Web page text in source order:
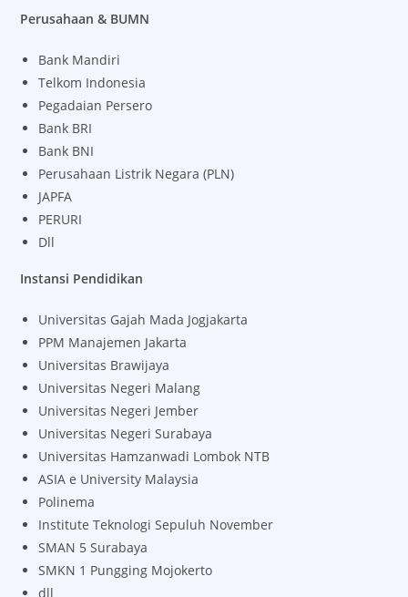
Perusahaan & BUMN
Bank Mandiri
Telkom Indonesia
Pegadaian Persero
Bank BRI
Bank BNI
Perusahaan Listrik Negara (PLN)
JAPFA
PERURI
Dll
Instansi Pendidikan
Universitas Gajah Mada Jogjakarta
PPM Manajemen Jakarta
Universitas Brawijaya
Universitas Negeri Malang
Universitas Negeri Jember
Universitas Negeri Surabaya
Universitas Hamzanwadi Lombok NTB
ASIA e University Malaysia
Polinema
Institute Teknologi Sepuluh November
SMAN 5 Surabaya
SMKN 1 Pungging Mojokerto
dll